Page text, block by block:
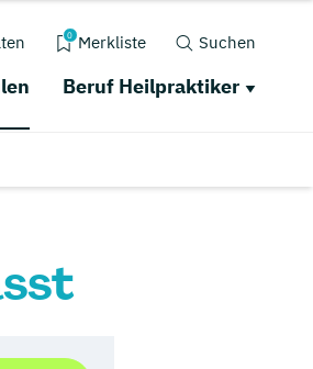
0 Merkliste Suchen
Beruf Heilpraktiker